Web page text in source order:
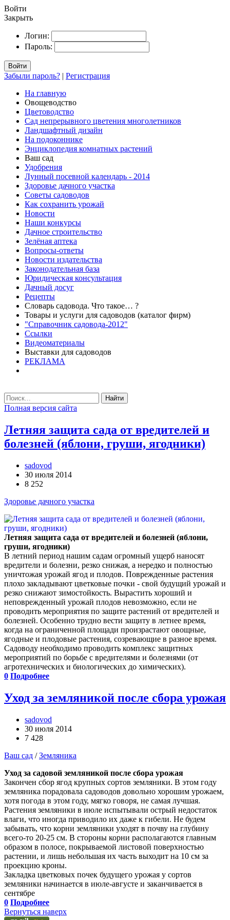
Войти
Закрыть
Логин:
Пароль:
Войти
Забыли пароль? | Регистрация
На главную
Овощеводство
Цветоводство
Сад непрерывного цветения многолетников
Ландшафтный дизайн
На подоконнике
Энциклопедия комнатных растений
Ваш сад
Удобрения
Лунный посевной календарь - 2014
Здоровье дачного участка
Советы садоводов
Как сохранить урожай
Новости
Наши конкурсы
Дачное строительство
Зелёная аптека
Вопросы-ответы
Новости издательства
Законодательная база
Юридическая консультация
Дачный досуг
Рецепты
Словарь садовода. Что такое… ?
Товары и услуги для садоводов (каталог фирм)
"Справочник садовода-2012"
Ссылки
Видеоматериалы
Выставки для садоводов
РЕКЛАМА
Найти
Полная версия сайта
Летняя защита сада от вредителей и
болезней (яблони, груши, ягодники)
sadovod
30 июля 2014
8 252
Здоровье дачного участка
Летняя защита сада от вредителей и болезней (яблони,
груши, ягодники)
В летний период нашим садам огромный ущерб наносят
вредители и болезни, резко снижая, а нередко и полностью
уничтожая урожай ягод и плодов. Поврежденные растения
плохо закладывают цветковые почки - свой будущий урожай и
резко снижают зимостойкость. Вырастить хороший и
неповрежденный урожай плодов невозможно, если не
проводить мероприятия по защите растений от вредителей и
болезней. Особенно трудно вести защиту в летнее время,
когда на ограниченной площади произрастают овощные,
ягодные и плодовые растения, созревающие в разное время.
Садоводу необходимо проводить комплекс защитных
мероприятий по борьбе с вредителями и болезнями (от
агротехнических и биологических до химических).
0 Подробнее
Уход за земляникой после сбора урожая
sadovod
30 июля 2014
7 428
Ваш сад /Земляника
Уход за садовой земляникой после сбора урожая
Закончен сбор ягод крупных сортов земляники. В этом году
земляника порадовала садоводов довольно хорошим урожаем,
хотя погода в этом году, мягко говоря, не самая лучшая.
Растения земляники в июле испытывали острый недостаток
влаги, что иногда приводило их даже к гибели. Не будем
забывать, что корни земляники уходят в почву на глубину
всего-то 20-25 см. В стороны корни располагаются главным
образом в полосе, покрываемой листовой поверхностью
растении, и лишь небольшая их часть выходит на 10 см за
проекцию кроны.
Закладка цветковых почек будущего урожая у сортов
земляники начинается в июле-августе и заканчивается в
сентябре
0 Подробнее
Вернуться наверх